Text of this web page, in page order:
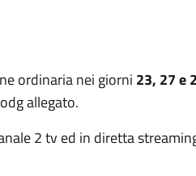
ordinaria nei giorni 23, 27 e
allegato.
2 tv ed in diretta